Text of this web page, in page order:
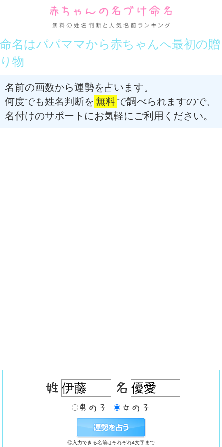
命名はパパママから赤ちゃんへ最初の贈
り物
名前の画数から運勢を占います。
何度でも姓名判断を 無料で調べられますので、
名付けのサポートにお気軽にご利用ください。
◎入力できる名前はそれぞれ4文字まで